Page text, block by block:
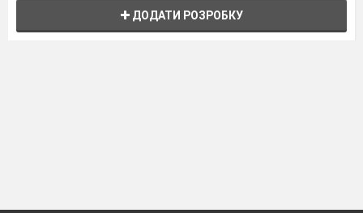
ДОДАТИ РОЗРОБКУ